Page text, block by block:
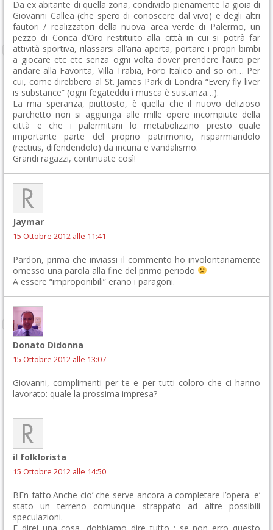
Da ex abitante di quella zona, condivido pienamente la gioia di
Giovanni Callea (che spero di conoscere dal vivo) e degli altri
fautori / realizzatori della nuova area verde di Palermo, un
pezzo di Conca d’Oro restituito alla città in cui si potrà far
attività sportiva, rilassarsi all’aria aperta, portare i propri bimbi
a giocare etc etc senza ogni volta dover prendere l’auto per
andare alla Favorita, Villa Trabia, Foro Italico and so on… Per
cui, come direbbero al St. James Park di Londra “Every fly liver
is substance” (ogni fegateddu ì musca è sustanza…).
La mia speranza, piuttosto, è quella che il nuovo delizioso
parchetto non si aggiunga alle mille opere incompiute della
città e che i palermitani lo metabolizzino presto quale
importante parte del proprio patrimonio, risparmiandolo
(rectius, difendendolo) da incuria e vandalismo.
Grandi ragazzi, continuate così!
Jaymar
15 Ottobre 2012 alle 11:41
Pardon, prima che inviassi il commento ho involontariamente
omesso una parola alla fine del primo periodo
A essere “improponibili” erano i paragoni.
Donato Didonna
15 Ottobre 2012 alle 13:07
Giovanni, complimenti per te e per tutti coloro che ci hanno
lavorato: quale la prossima impresa?
il folklorista
15 Ottobre 2012 alle 14:50
BEn fatto.Anche cio’ che serve ancora a completare l’opera. e’
stato un terreno comunque strappato ad altre possibili
speculazioni.
E direi una cosa ,dobbiamo dire tutto : se non erro questo